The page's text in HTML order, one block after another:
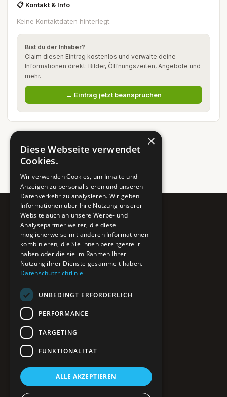
📋 Kontakt & Info
Keine Kontaktdaten hinterlegt.
Bist du der Inhaber?
Claim diesen Eintrag kostenlos und verwalte deine
Informationen direkt: Bilder, Öffnungszeiten, Angebote und
mehr.
→ Eintrag jetzt beanspruchen
Pure BiH
Authentisches Bosnien & Herzegowina
Ein Teil des BTP Reise-Netzwerks.
POIs entdecken
Interaktive Karte
Reiseblog
Reiseinfos & Tipps
Impressum
Datenschutz
×
Diese Webseite verwendet
Cookies.
Wir verwenden Cookies, um Inhalte und
Anzeigen zu personalisieren und unseren
Datenverkehr zu analysieren. Wir geben
Informationen über Ihre Nutzung unserer
Website auch an unsere Werbe- und
Analysepartner weiter, die diese
möglicherweise mit anderen Informationen
kombinieren, die Sie ihnen bereitgestellt
haben oder die sie im Rahmen Ihrer
Nutzung ihrer Dienste gesammelt haben.
Datenschutzrichtlinie
UNBEDINGT ERFORDERLICH
PERFORMANCE
TARGETING
FUNKTIONALITÄT
ALLE AKZEPTIEREN